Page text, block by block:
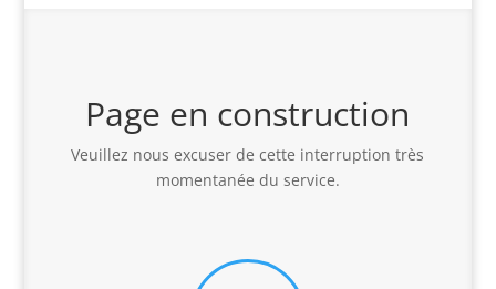
Page en construction
Veuillez nous excuser de cette interruption très
momentanée du service.